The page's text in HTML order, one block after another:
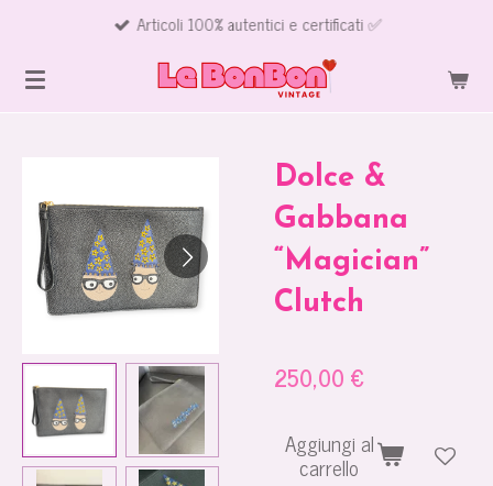
contenuto
principale
Articoli 100% autentici e certificati ✅
Dolce &
Gabbana
“Magician”
Clutch
250,00 €
Aggiungi al
carrello